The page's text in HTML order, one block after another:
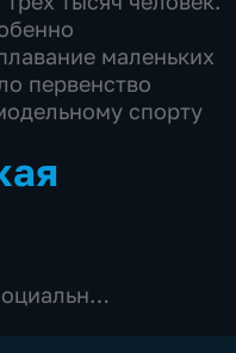
маленьких
первенство
спорту